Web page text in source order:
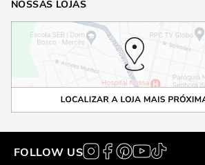
NOSSAS LOJAS
FOLLOW US